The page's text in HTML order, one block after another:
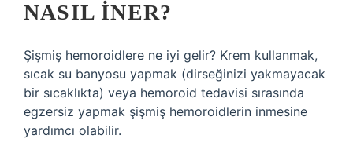
NASIL INER?
Şişmiş hemoroidlere ne iyi gelir? Krem kullanmak,
sıcak su banyosu yapmak (dirseğinizi yakmayacak
bir sıcaklıkta) veya hemoroid tedavisi sırasında
egzersiz yapmak şişmiş hemoroidlerin inmesine
yardımcı olabilir.